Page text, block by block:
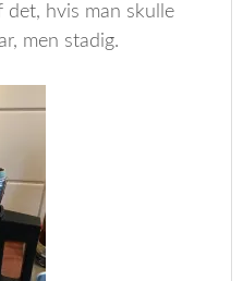
det, hvis man skulle
men stadig.